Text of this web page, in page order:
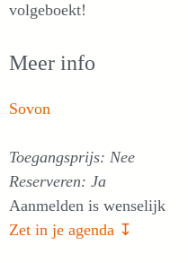
volgeboekt!
Meer info
Sovon
Toegangsprijs: Nee
Reserveren: Ja
Aanmelden is wenselijk
Zet in je agenda ↧